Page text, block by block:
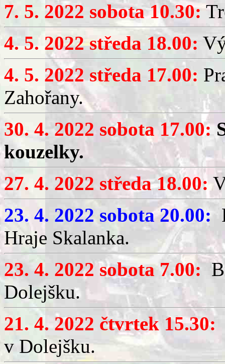
7. 5. 2022 sobota 10.30:
4. 5. 2022 středa 18.00:
4. 5. 2022 středa 17.00:
Zahořany.
30. 4. 2022 sobota 17.00:
kouzelky.
27. 4. 2022 středa 18.00:
23. 4. 2022 sobota 20.00:
Hraje Skalanka.
23. 4. 2022 sobota 7.00:
Dolejšku.
21. 4. 2022 čtvrtek 15.30:
v Dolejšku.